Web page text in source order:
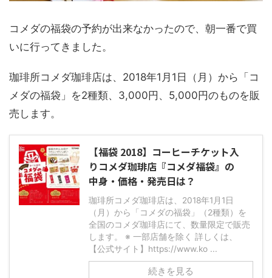
コメダの福袋の予約が出来なかったので、朝一番で買
いに行ってきました。
珈琲所コメダ珈琲店は、2018年1月1日（月）から「コ
メダの福袋」を2種類、3,000円、5,000円のものを販
売します。
【福袋 2018】コーヒーチケット入
りコメダ珈琲店『コメダ福袋』の
中身・価格・発売日は？
珈琲所コメダ珈琲店は、2018年1月1日
（月）から「コメダの福袋」（2種類）を
全国のコメダ珈琲店にて、数量限定で販売
します。 ※ 一部店舗を除く 詳しくは、
【公式サイト】https://www.ko ...
続きを見る